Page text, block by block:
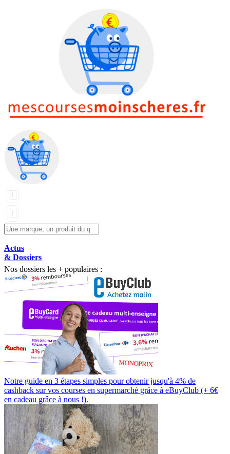
Actus
& Dossiers
Nos dossiers les + populaires :
Notre guide en 3 étapes simples pour obtenir jusqu'à 4% de
cashback sur vos courses en supermarché grâce à eBuyClub (+ 6€
en cadeau grâce à nous !).